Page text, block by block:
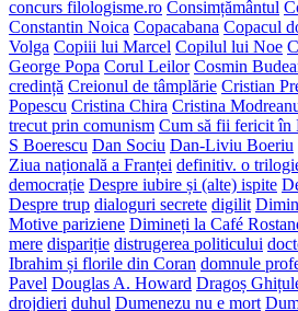
concurs filologisme.ro Consimțământul
Constantin Noica Copacabana Copacul
Volga Copiii lui Marcel Copilul lui Noe
George Popa Corul Leilor Cosmin
credință Creionul de tâmplărie Cristian
Popescu Cristina Chira Cristina
trecut prin comunism Cum să fii fericit în
S Boerescu Dan Sociu Dan-Liviu Boeriu
Ziua națională a Franței definitiv. o
democrație Despre iubire și (alte) ispite
Despre trup dialoguri secrete digilit
Motive pariziene Dimineți la Café
mere dispariție distrugerea politicului
Ibrahim și florile din Coran domnule
Pavel Douglas A. Howard Dragoș
drojdieri duhul Dumenezu nu e mort